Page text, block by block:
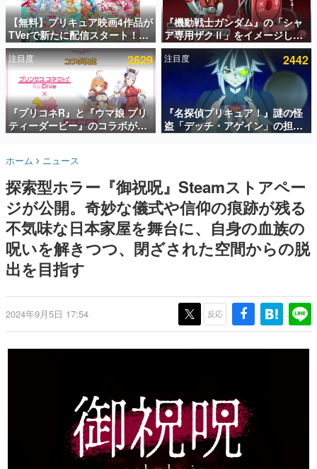
アプリセール情報
インタビュー
連載・特集一覧
殿堂入り記事
SNS拡散数が数千以上！ ページビュー数万以上！ などな
ど。多くの人々に読まれた、電ファミ渾身の“殿堂入り”記
事をまとめました。
名作ゲームクリエイターの方々に製作時のエピソードをお
きます。
赫本
この物語を解いてはいけない。『赫本』は、〈試験問題〉
の形をした短編ホラー小説集です。
新世代に訊く
これからのデジタルゲーム市場を担う若きクリエイター達
ゲーム世代の作家たち
ゲームに多大な影響を受けた作家さんに取材し、ゲームが
ルを網羅するほか、開発者へのインタビューや識者による
解説を掲載。約20年の歴史が一望できる決定版！
若ゲのいたり〜ゲームクリエイターの青春〜
『うつヌケ』『ペンと箸』等で知られるマンガ家・田中圭
一先生によるゲーム業界レポートマンガです。
【無料】プリキュア映画4作品が
TVerで新たに配信スタート！な
んと2018年～2024年の映画ほぼ
すべてが見放題に、ぶっちゃけ
ありえないラインナップ
『機動戦士ガンダム』の「シャ
ア専用ザクⅡ」をイメージした
散水ホースリールが予約開始。
本体にはシャアのパーソナルマ
ークやジオン公国軍のエンブレ
ム、型式番号などを配置
注目度 2629
『プリコネR』と『ウマ娘 プリ
ティーダービー』のコラボが決
定！“最大170連無料”の8.5周年
注目度 2442
『名探偵プリキュア！』謎の怪
盗「デッチ・アゲイン」の担当
キャストは天﨑滉平さんと判
ホーム ニュース
探索型ホラー『御祝呪』Steamストアペー
ジが公開。奇妙な儀式や信仰の痕跡が残る
不気味な日本家屋を舞台に、自身の血族の
呪いを解きつつ、閉ざされた空間からの脱
出を目指す
2024年9月5日 17:54 反応